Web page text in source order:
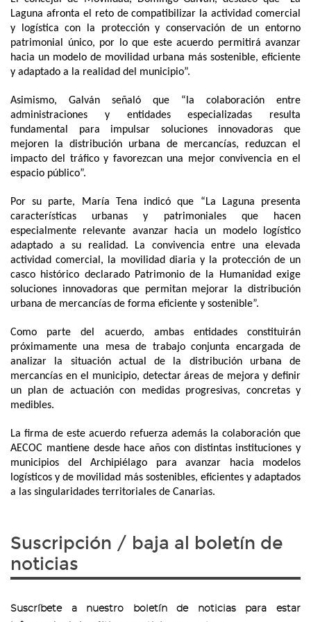
Laguna afronta el reto de compatibilizar la actividad comercial
y logística con la protección y conservación de un entorno
patrimonial único, por lo que este acuerdo permitirá avanzar
hacia un modelo de movilidad urbana más sostenible, eficiente
y adaptado a la realidad del municipio”.
Asimismo, Galván señaló que “la colaboración entre
administraciones y entidades especializadas resulta
fundamental para impulsar soluciones innovadoras que
mejoren la distribución urbana de mercancías, reduzcan el
impacto del tráfico y favorezcan una mejor convivencia en el
espacio público”.
Por su parte, María Tena indicó que “La Laguna presenta
características urbanas y patrimoniales que hacen
especialmente relevante avanzar hacia un modelo logístico
adaptado a su realidad. La convivencia entre una elevada
actividad comercial, la movilidad diaria y la protección de un
casco histórico declarado Patrimonio de la Humanidad exige
soluciones innovadoras que permitan mejorar la distribución
urbana de mercancías de forma eficiente y sostenible”.
Como parte del acuerdo, ambas entidades constituirán
próximamente una mesa de trabajo conjunta encargada de
analizar la situación actual de la distribución urbana de
mercancías en el municipio, detectar áreas de mejora y definir
un plan de actuación con medidas progresivas, concretas y
medibles.
La firma de este acuerdo refuerza además la colaboración que
AECOC mantiene desde hace años con distintas instituciones y
municipios del Archipiélago para avanzar hacia modelos
logísticos y de movilidad más sostenibles, eficientes y adaptados
a las singularidades territoriales de Canarias.
Suscripción / baja al boletín de
noticias
Suscríbete a nuestro boletín de noticias para estar